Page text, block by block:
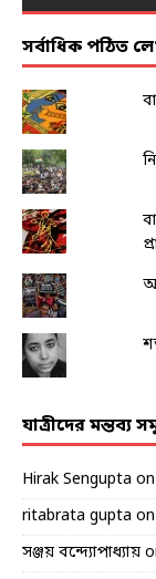
সর্বাধিক পঠিত
যাত্রীদের মন্তব্য
Hirak Sengupta on
ritabrata gupta on
সঞ্জয় বন্দ্যোপাধ্যায়